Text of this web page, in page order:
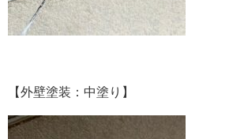
【外壁塗装：中塗り】